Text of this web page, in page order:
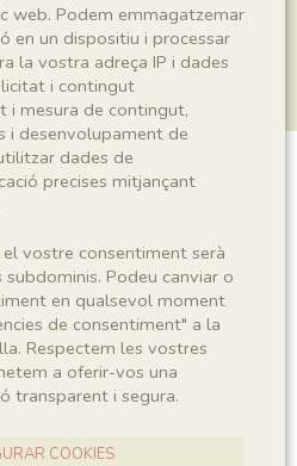
Phyllum
web. Podem emmagatzemar
en un dispositiu i processar
la vostra adreça IP i dades
i contingut
i mesura de contingut,
i desenvolupament de
dades de
precises mitjançant
vostre consentiment serà
Podeu canviar o
en qualsevol moment
de consentiment" a la
Respectem les vostres
a oferir-vos una
transparent i segura.
COOKIES